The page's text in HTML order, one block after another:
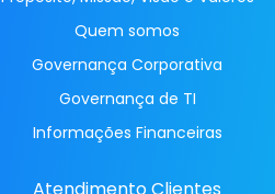
Quem somos
Governança Corporativa
Governança de TI
Informações Financeiras